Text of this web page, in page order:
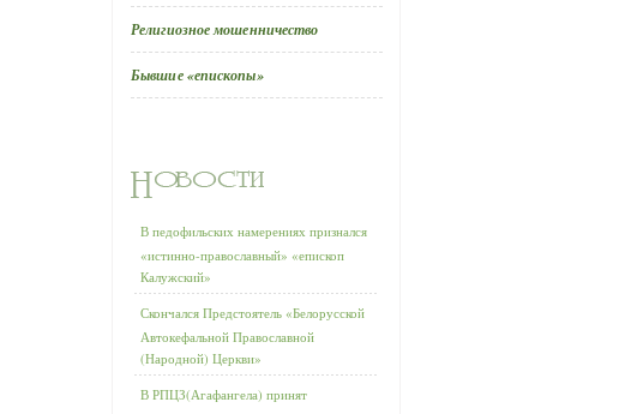
Религиозное мошенничество
Бывшие «епископы»
В педофильских намерениях признался
«истинно-православный» «епископ
Калужский»
Скончался Предстоятель «Белорусской
Автокефальной Православной
(Народной) Церкви»
В РПЦЗ(Агафангела) принят